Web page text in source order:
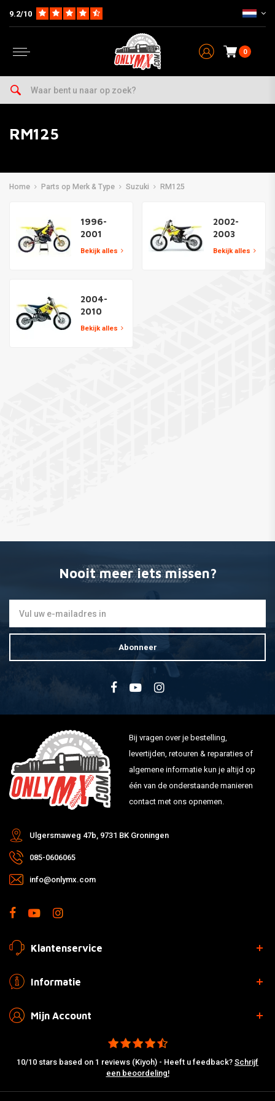
9.2/10
0
RM125
Home Parts op Merk & Type Suzuki RM125
1996-
2001
Bekijk alles
2002-
2003
Bekijk alles
2004-
2010
Bekijk alles
Nooit meer iets missen?
Abonneer
Bij vragen over je bestelling,
levertijden, retouren & reparaties of
algemene informatie kun je altijd op
één van de onderstaande manieren
contact met ons opnemen.
Ulgersmaweg 47b, 9731 BK Groningen
085-0606065
info@onlymx.com
Klantenservice
Informatie
Mijn Account
10/10 stars based on 1 reviews (Kiyoh) - Heeft u feedback? Schrijf
een beoordeling!